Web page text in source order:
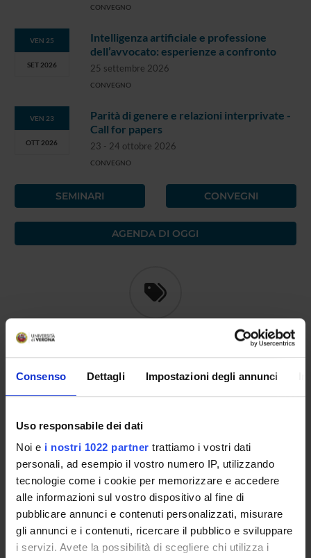
Consenso Dettagli Impostazioni degli annunci
Uso responsabile dei dati
Noi e i nostri 1022 partner trattiamo i vostri dati
personali, ad esempio il vostro numero IP, utilizzando
tecnologie come i cookie per memorizzare e accedere
alle informazioni sul vostro dispositivo al fine di
pubblicare annunci e contenuti personalizzati, misurare
gli annunci e i contenuti, ricercare il pubblico e sviluppare
i servizi. Avete la possibilità di scegliere chi utilizza i
CONVEGNO
VEN 25
SET 2026
Intelligenza artificiale e professione
dell’avvocato: esperienze a confronto
25 settembre 2026
CONVEGNO
VEN 23
OTT 2026
Parità di genere e relazioni interprivate -
Call for papers
23 - 24 ottobre 2026
CONVEGNO
SEMINARI CONVEGNI
AGENDA DI OGGI
WINTER SCHOOL -
EXPLORATIONS IN
CRITICAL LEGAL
GEOGRAPHIES
COLLANA DI
DIPARTIMENTO